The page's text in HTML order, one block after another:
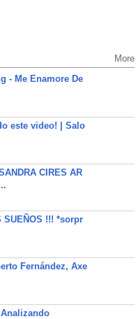
More
- Me Enamore De
este video! | Salo
CIRES AR
SUEÑOS !!! *sorpr
Fernández, Axe
Analizando